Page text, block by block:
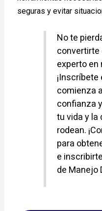
seguras y evitar
No te
convertirte
experto en
comienza
confianza
tu vida y la
rodean.
para
e
de Manejo